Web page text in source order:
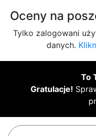
Oceny na
Tylko zalogowani
danych.
To
Gratulacje!